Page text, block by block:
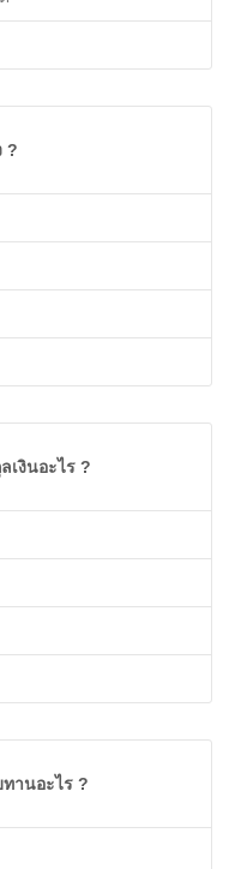
?
เงินอะไร ?
านอะไร ?